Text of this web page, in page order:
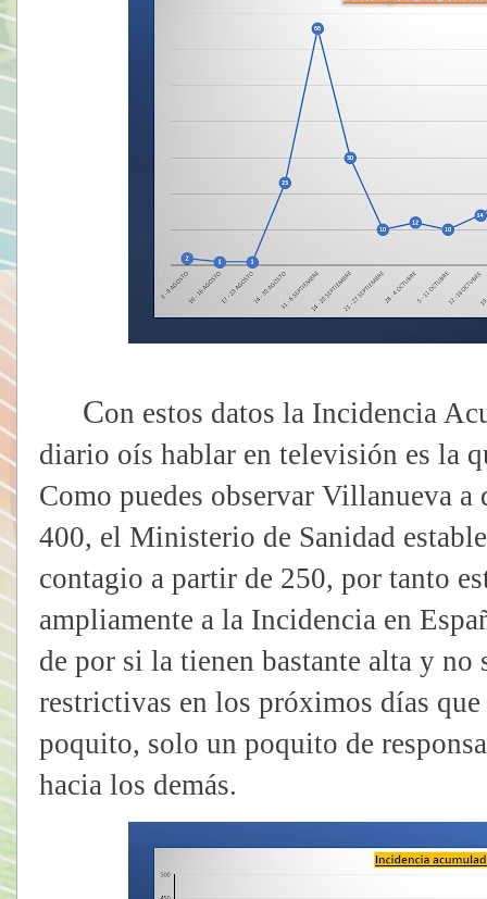
Con estos datos la Incidencia
diario oís hablar en televisión es la
Como puedes observar Villanueva
400, el Ministerio de Sanidad
contagio a partir de 250, por tanto
ampliamente a la Incidencia en
de por si la tienen bastante alta y no
restrictivas en los próximos días
poquito, solo un poquito de
hacia los demás.